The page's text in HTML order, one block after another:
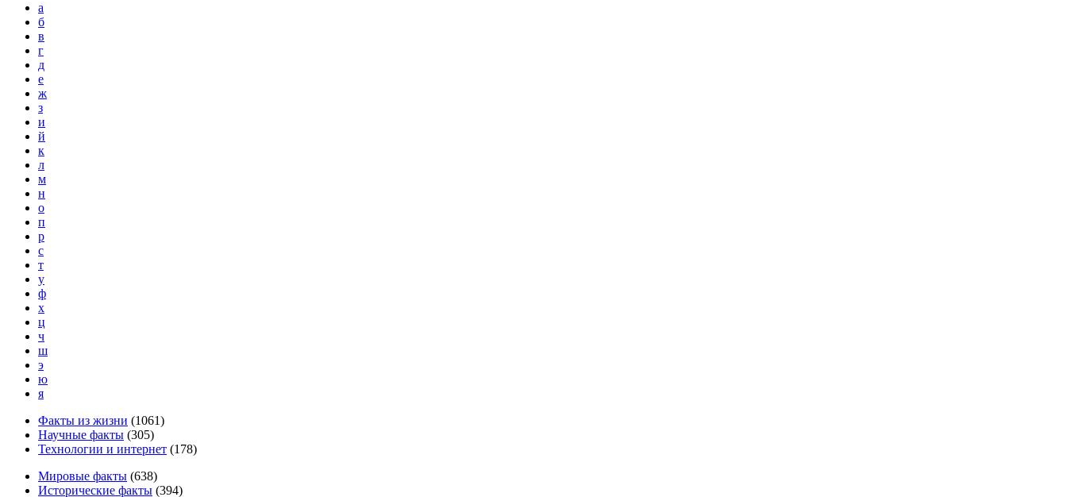
а
б
в
г
д
е
ж
з
и
й
к
л
м
н
о
п
р
с
т
у
ф
х
ц
ч
ш
э
ю
я
Факты из жизни (1061)
Научные факты (305)
Технологии и интернет (178)
Мировые факты (638)
Исторические факты (394)